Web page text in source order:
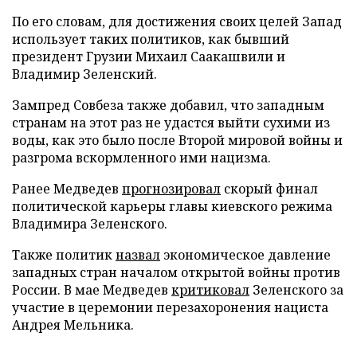
По его словам, для достижения своих целей Запад
использует таких политиков, как бывший
президент Грузии Михаил Саакашвили и
Владимир Зеленский.
Зампред Совбеза также добавил, что западным
странам на этот раз не удастся выйти сухими из
воды, как это было после Второй мировой войны и
разгрома вскормленного ими нацизма.
Ранее Медведев прогнозировал скорый финал
политической карьеры главы киевского режима
Владимира Зеленского.
Также политикназвал экономическое давление
западных стран началом открытой войны против
России. В мае Медведев критиковал Зеленского за
участие в церемонии перезахоронения нациста
Андрея Мельника.